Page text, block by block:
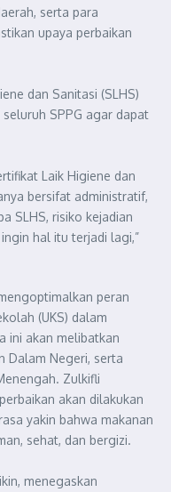
serta para
upaya perbaikan
dan Sanitasi (SLHS)
SPPG agar dapat
Laik Higiene dan
bersifat administratif,
SLHS, risiko kejadian
hal itu terjadi lagi,”
peran
(UKS) dalam
ini akan melibatkan
Dalam Negeri, serta
Zulkifli
akan dilakukan
yakin bahwa makanan
sehat, dan bergizi.
menegaskan